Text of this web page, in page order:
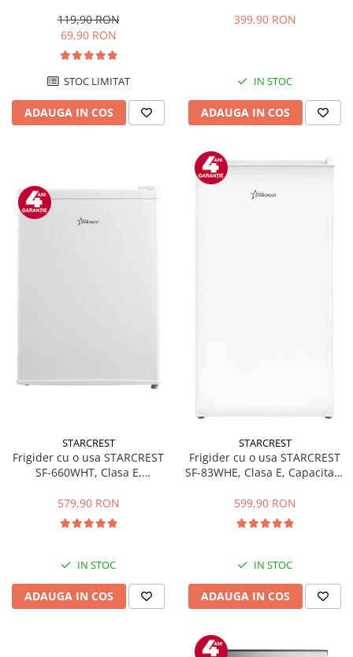
invelis ceramic antiaderent,
30 cm, Inox / Negru
119,90 RON
69,90 RON
STOC LIMITAT
ADAUGA IN COS
Accesorii, 10 Viteze + Pulse,
399,90 RON
IN STOC
ADAUGA IN COS
STARCREST
Frigider cu o usa STARCREST
SF-660WHT, Clasa E,
579,90 RON
IN STOC
ADAUGA IN COS
STARCREST
Frigider cu o usa STARCREST
SF-83WHE, Clasa E, Capacitate
Compartiment gheata, H 85
cm, Alb
599,90 RON
IN STOC
ADAUGA IN COS